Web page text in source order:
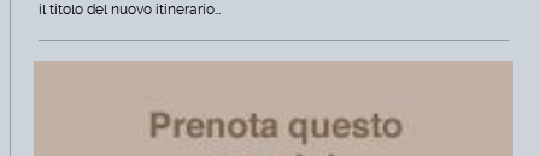
il titolo del nuovo itinerario…